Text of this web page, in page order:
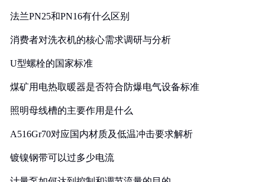
法兰PN25和PN16有什么区别
消费者对洗衣机的核心需求调研与分析
U型螺栓的国家标准
煤矿用电热取暖器是否符合防爆电气设备标准
照明母线槽的主要作用是什么
A516Gr70对应国内材质及低温冲击要求解析
镀镍钢带可以过多少电流